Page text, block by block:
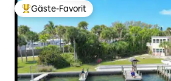
Beliebter Gäste-Favorit.
Gäste-Favorit